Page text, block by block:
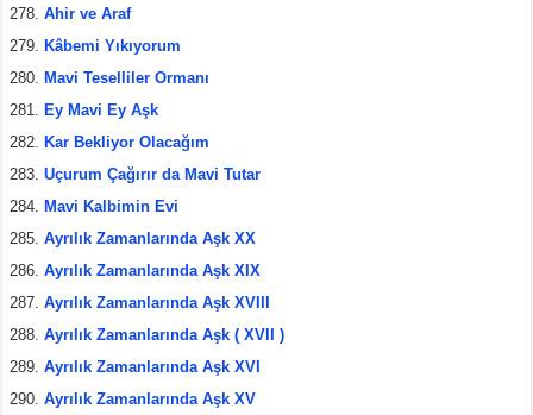
Ahir ve Araf
Kâbemi Yıkıyorum
Mavi Teselliler Ormanı
Ey Mavi Ey Aşk
Kar Bekliyor Olacağım
Uçurum Çağırır da Mavi Tutar
Mavi Kalbimin Evi
Ayrılık Zamanlarında Aşk XX
Ayrılık Zamanlarında Aşk XIX
Ayrılık Zamanlarında Aşk XVIII
Ayrılık Zamanlarında Aşk ( XVII )
Ayrılık Zamanlarında Aşk XVI
Ayrılık Zamanlarında Aşk XV